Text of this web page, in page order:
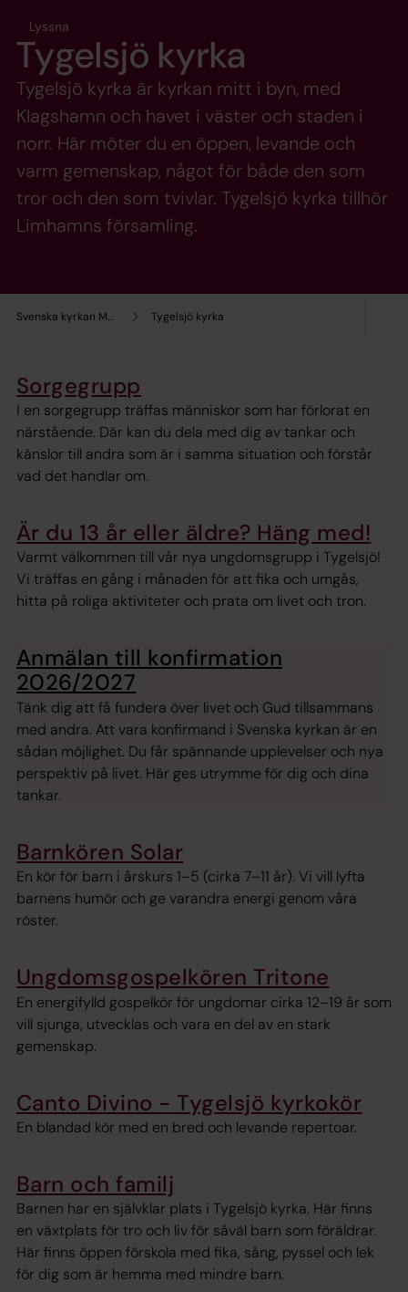
Svenska kyrkan Malmö Tygelsjö kyrka
Lyssna
Tygelsjö kyrka
Tygelsjö kyrka är kyrkan mitt i byn, med
Klagshamn och havet i väster och staden i
norr. Här möter du en öppen, levande och
varm gemenskap, något för både den som
tror och den som tvivlar. Tygelsjö kyrka tillhör
Limhamns församling.
Sorgegrupp
I en sorgegrupp träffas människor som har förlorat en
närstående. Där kan du dela med dig av tankar och
känslor till andra som är i samma situation och förstår
vad det handlar om.​
Är du 13 år eller äldre? Häng med!
Varmt välkommen till vår nya ungdomsgrupp i Tygelsjö!
Vi träffas en gång i månaden för att fika och umgås,
hitta på roliga aktiviteter och prata om livet och tron.
Anmälan till konfirmation
2026/2027
Tänk dig att få fundera över livet och Gud tillsammans
med andra. Att vara konfirmand i Svenska kyrkan är en
sådan möjlighet. Du får spännande upplevelser och nya
perspektiv på livet. Här ges utrymme för dig och dina
tankar.
Barnkören Solar
En kör för barn i årskurs 1–5 (cirka 7–11 år). Vi vill lyfta
barnens humör och ge varandra energi genom våra
röster.
Ungdomsgospelkören Tritone
En energifylld gospelkör för ungdomar cirka 12–19 år som
vill sjunga, utvecklas och vara en del av en stark
gemenskap.
Canto Divino - Tygelsjö kyrkokör
En blandad kör med en bred och levande repertoar.
Barn och familj
Barnen har en självklar plats i Tygelsjö kyrka. Här finns
en växtplats för tro och liv för såväl barn som föräldrar.
Här finns öppen förskola med fika, sång, pyssel och lek
för dig som är hemma med mindre barn.